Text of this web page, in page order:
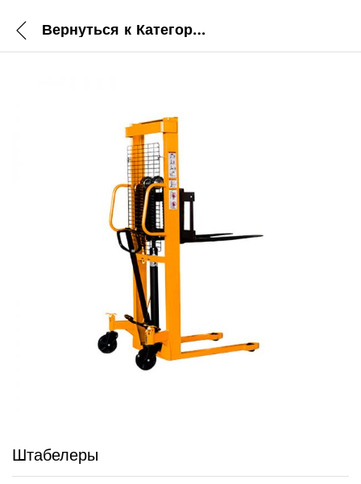
Вернуться к Категории
Штабелеры